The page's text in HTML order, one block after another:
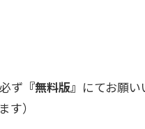
ず 『無料版』 にてお願
す）